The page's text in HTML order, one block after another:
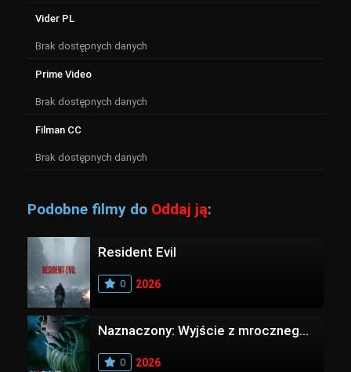
Vider PL
Brak dostępnych danych
Prime Video
Brak dostępnych danych
Filman CC
Brak dostępnych danych
Podobne filmy do Oddaj ją:
Resident Evil
0 2026
Naznaczony: Wyjście z mrocznego wymiaru
0 2026